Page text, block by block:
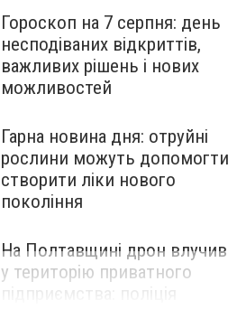
Гороскоп на 7 серпня: день
несподіваних відкриттів,
важливих рішень і нових
можливостей
Гарна новина дня: отруйні
рослини можуть допомогти
створити ліки нового
покоління
На Полтавщині дрон влучив
у територію приватного